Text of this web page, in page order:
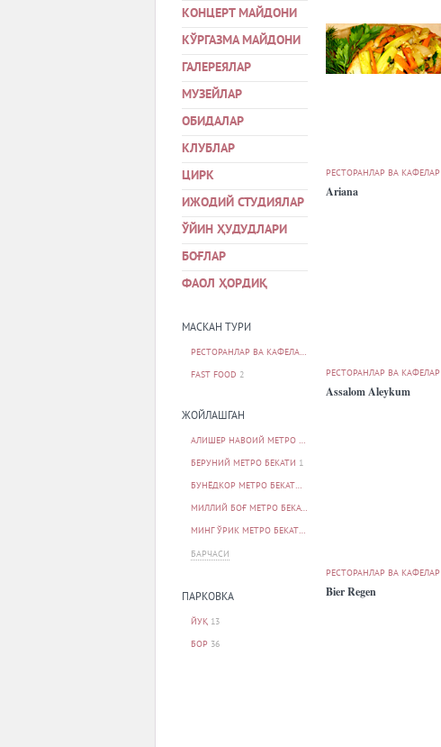
КОНЦЕРТ МАЙДОНИ
КЎРГАЗМА МАЙДОНИ
ГАЛЕРЕЯЛАР
МУЗЕЙЛАР
ОБИДАЛАР
КЛУБЛАР
ЦИРК
ИЖОДИЙ СТУДИЯЛАР
ЎЙИН ҲУДУДЛАРИ
БОҒЛАР
ФАОЛ ҲОРДИҚ
МАСКАН ТУРИ
РЕСТОРАНЛАР ВА КАФЕЛАР
FAST FOOD 2
ЖОЙЛАШГАН
АЛИШЕР НАВОИЙ МЕТРО БЕКАТИ
БЕРУНИЙ МЕТРО БЕКАТИ 1
БУНЁДКОР МЕТРО БЕКАТИ
МИЛЛИЙ БОҒ МЕТРО БЕКАТИ
МИНГ ЎРИК МЕТРО БЕКАТИ
БАРЧАСИ
ПАРКОВКА
ЙУҚ 13
БОР 36
РЕСТОРАНЛАР ВА КАФЕЛАР
Ariana
РЕСТОРАНЛАР ВА КАФЕЛАР
Assalom Aleykum
РЕСТОРАНЛАР ВА КАФЕЛАР
Bier Regen